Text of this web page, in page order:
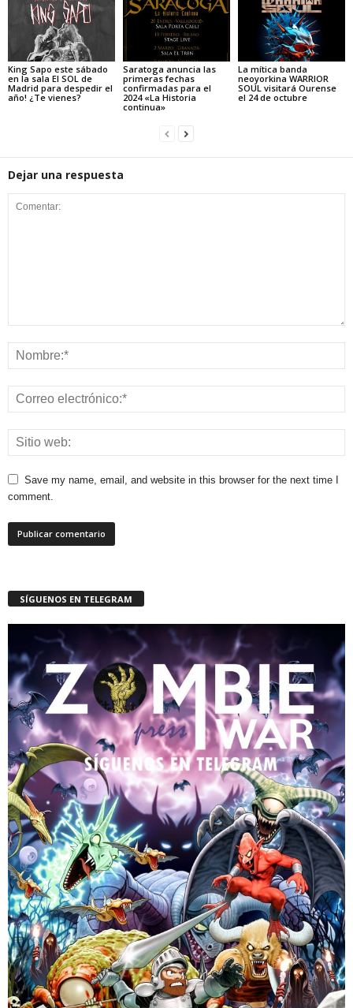
King Sapo este sábado
en la sala El SOL de
Madrid para despedir el
año! ¿Te vienes?
Saratoga anuncia las
primeras fechas
confirmadas para el
2024 «La Historia
continua»
La mítica banda
neoyorkina WARRIOR
SOUL visitará Ourense
el 24 de octubre
Dejar una respuesta
Save my name, email, and website in this browser for the next time I
comment.
SÍGUENOS EN TELEGRAM